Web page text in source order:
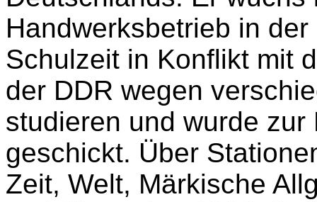
Handwerksbetrieb in
Schulzeit in Konflikt mit
der DDR wegen
studieren und wurde
geschickt. Über
Zeit, Welt, Märkische